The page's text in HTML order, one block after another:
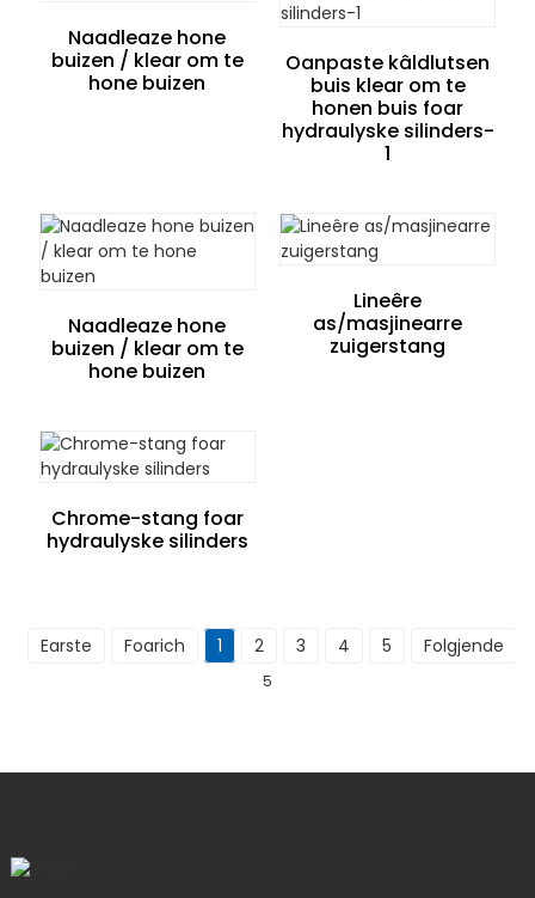
Naadleaze hone
buizen / klear om te
hone buizen
Oanpaste kâldlutsen
buis klear om te
honen buis foar
hydraulyske silinders-
1
Naadleaze hone
buizen / klear om te
hone buizen
Lineêre
as/masjinearre
zuigerstang
Chrome-stang foar
hydraulyske silinders
Earste Foarich 1 2 3 4 5 Folgjende
5